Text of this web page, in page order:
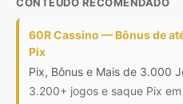
CONTEÚDO RECOMENDADO
60R Cassino — Bônus de
Pix
Pix, Bônus e Mais de 3.000
3.200+ jogos e saque Pix